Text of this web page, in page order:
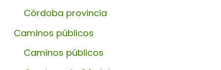
Córdoba provincia
Caminos públicos
Caminos públicos